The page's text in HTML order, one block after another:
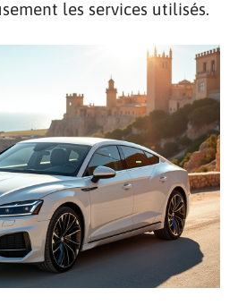
les services utilisés.